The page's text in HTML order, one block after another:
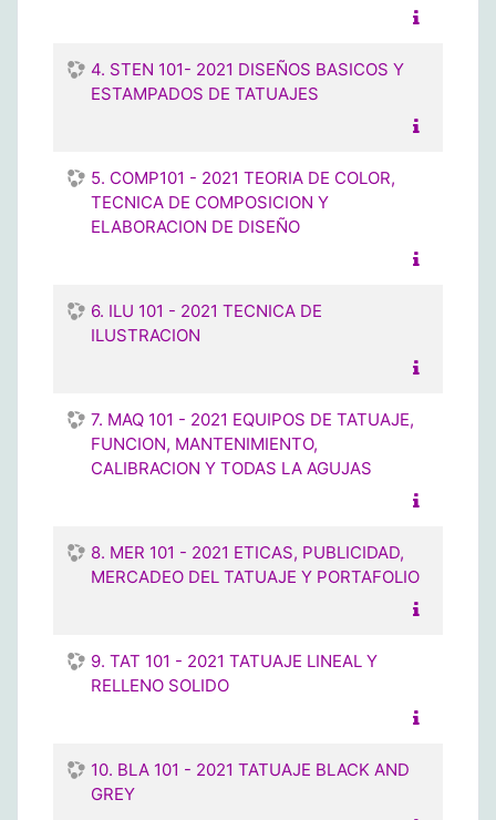
4. STEN 101- 2021 DISEÑOS BASICOS Y
ESTAMPADOS DE TATUAJES
5. COMP101 - 2021 TEORIA DE COLOR,
TECNICA DE COMPOSICION Y
ELABORACION DE DISEÑO
6. ILU 101 - 2021 TECNICA DE
ILUSTRACION
7. MAQ 101 - 2021 EQUIPOS DE TATUAJE,
FUNCION, MANTENIMIENTO,
CALIBRACION Y TODAS LA AGUJAS
8. MER 101 - 2021 ETICAS, PUBLICIDAD,
MERCADEO DEL TATUAJE Y PORTAFOLIO
9. TAT 101 - 2021 TATUAJE LINEAL Y
RELLENO SOLIDO
10. BLA 101 - 2021 TATUAJE BLACK AND
GREY